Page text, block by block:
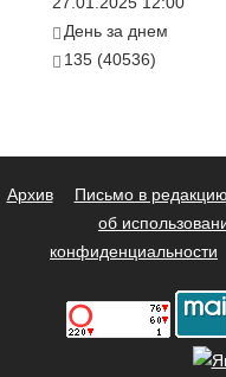
День за днем
135 (40536)
Архив Письмо в редакцию
об
конфиденциальности